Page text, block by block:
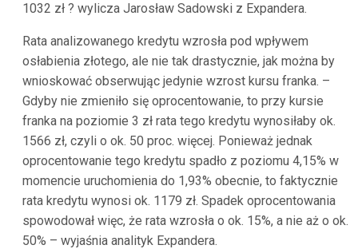
1032 zł ? wylicza Jarosław Sadowski z Expandera.
Rata analizowanego kredytu wzrosła pod wpływem
osłabienia złotego, ale nie tak drastycznie, jak można by
wnioskować obserwując jedynie wzrost kursu franka. –
Gdyby nie zmieniło się oprocentowanie, to przy kursie
franka na poziomie 3 zł rata tego kredytu wynosiłaby ok.
1566 zł, czyli o ok. 50 proc. więcej. Ponieważ jednak
oprocentowanie tego kredytu spadło z poziomu 4,15% w
momencie uruchomienia do 1,93% obecnie, to faktycznie
rata kredytu wynosi ok. 1179 zł. Spadek oprocentowania
spowodował więc, że rata wzrosła o ok. 15%, a nie aż o ok.
50% – wyjaśnia analityk Expandera.